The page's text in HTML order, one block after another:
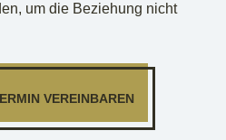
um die Beziehung nicht
VEREINBAREN